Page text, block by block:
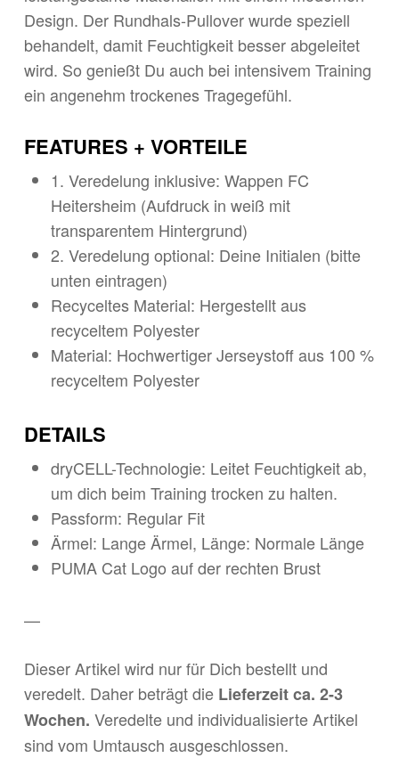
Design. Der Rundhals-Pullover wurde speziell
behandelt, damit Feuchtigkeit besser abgeleitet
wird. So genießt Du auch bei intensivem Training
ein angenehm trockenes Tragegefühl.
FEATURES + VORTEILE
1. Veredelung inklusive: Wappen FC
Heitersheim (Aufdruck in weiß mit
transparentem Hintergrund)
2. Veredelung optional: Deine Initialen (bitte
unten eintragen)
Recyceltes Material: Hergestellt aus
recyceltem Polyester
Material: Hochwertiger Jerseystoff aus 100 %
recyceltem Polyester
DETAILS
dryCELL-Technologie: Leitet Feuchtigkeit ab,
um dich beim Training trocken zu halten.
Passform: Regular Fit
Ärmel: Lange Ärmel, Länge: Normale Länge
PUMA Cat Logo auf der rechten Brust
—
Dieser Artikel wird nur für Dich bestellt und
veredelt. Daher beträgt die Lieferzeit ca. 2-3
Wochen. Veredelte und individualisierte Artikel
sind vom Umtausch ausgeschlossen.